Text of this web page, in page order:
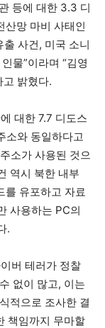
등에 대한 3.3 디
산망 마비 사태인
사건, 미국 소니
물”이라며 “김영
고 밝혔다.
대한 7.7 디도스
소와 동일하다고
소가 사용된 것으
역시 북한 내부
를 유포하고 자료
사용하는 PC의
.
버 테러가 정찰
없이 많고, 이는
적으로 조사한 결
책임까지 무마할